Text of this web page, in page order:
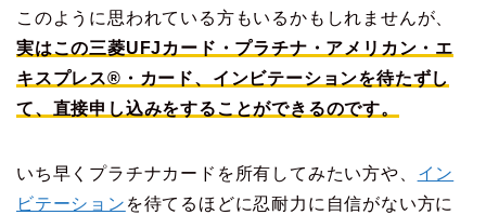
このように思われている方もいるかもしれませんが、
実はこの三菱UFJカード・プラチナ・アメリカン・エ
キスプレス®・カード、インビテーションを待たずし
て、直接申し込みをすることができるのです。
いち早くプラチナカードを所有してみたい方や、 イン
ビテーション を待てるほどに忍耐力に自信がない方に